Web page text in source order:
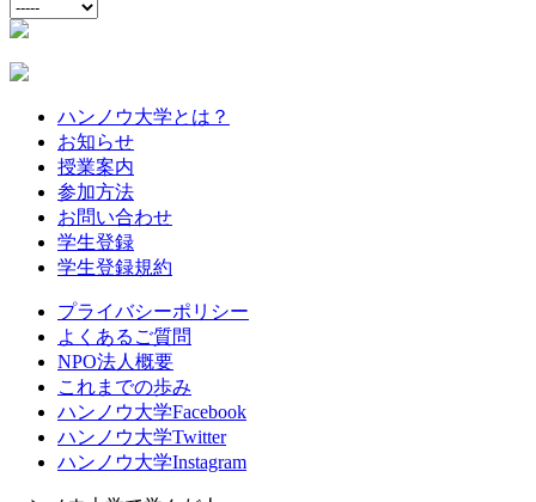
ハンノウ大学とは？
お知らせ
授業案内
参加方法
お問い合わせ
学生登録
学生登録規約
プライバシーポリシー
よくあるご質問
NPO法人概要
これまでの歩み
ハンノウ大学Facebook
ハンノウ大学Twitter
ハンノウ大学Instagram